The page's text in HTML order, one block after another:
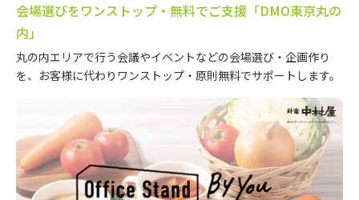
会場選びをワンストップ・無料でご支援「DMO東京丸の
内」
丸の内エリアで行う会議やイベントなどの会場選び・企画作り
を、お客様に代わりワンストップ・原則無料でサポートします。